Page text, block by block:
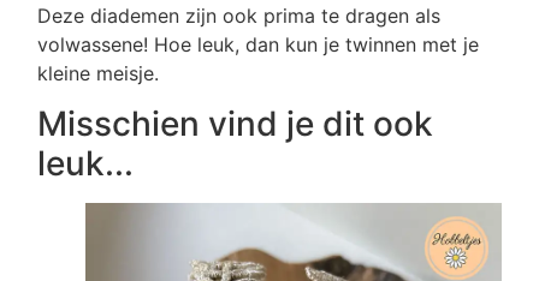
Deze diademen zijn ook prima te dragen als
volwassene! Hoe leuk, dan kun je twinnen met je
kleine meisje.
Misschien vind je dit ook
leuk...